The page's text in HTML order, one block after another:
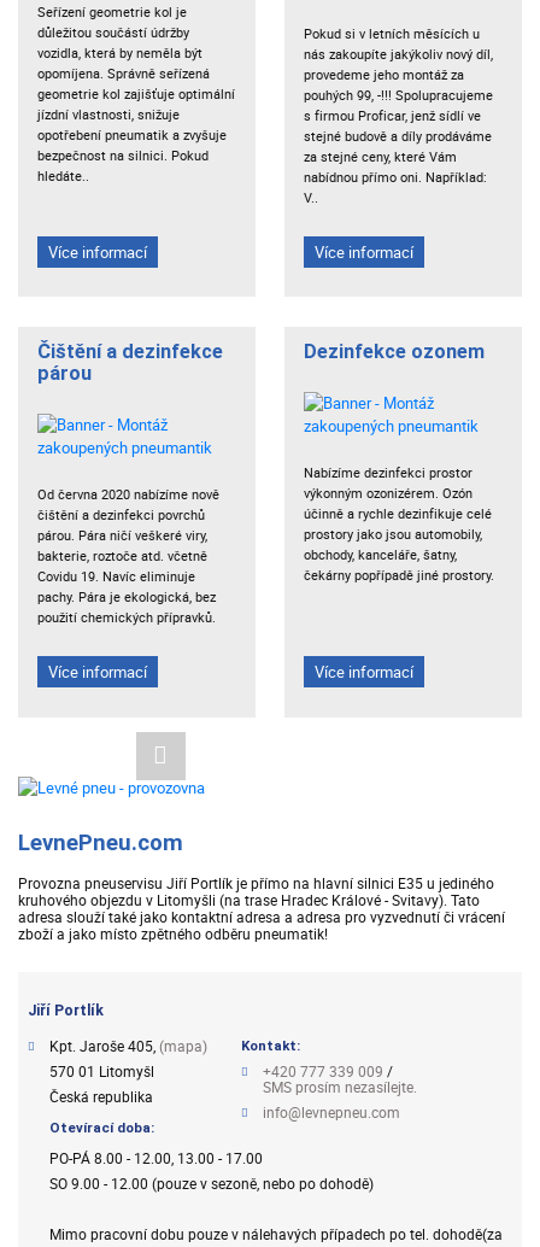
Seřízení geometrie kol je
důležitou součástí údržby
vozidla, která by neměla být
opomíjena. Správně seřízená
geometrie kol zajišťuje optimální
jízdní vlastnosti, snižuje
opotřebení pneumatik a zvyšuje
bezpečnost na silnici. Pokud
hledáte..
Více informací
Pokud si v letních měsících u
nás zakoupíte jakýkoliv nový díl,
provedeme jeho montáž za
pouhých 99, -!!! Spolupracujeme
s firmou Proficar, jenž sídlí ve
stejné budově a díly prodáváme
za stejné ceny, které Vám
nabídnou přímo oni. Například:
V..
Více informací
Čištění a dezinfekce
párou
Od června 2020 nabízíme nově
čištění a dezinfekci povrchů
párou. Pára ničí veškeré viry,
bakterie, roztoče atd. včetně
Covidu 19. Navíc eliminuje
pachy. Pára je ekologická, bez
použití chemických přípravků.
Více informací
Dezinfekce ozonem
Nabízíme dezinfekci prostor
výkonným ozonizérem. Ozón
účinně a rychle dezinfikuje celé
prostory jako jsou automobily,
obchody, kanceláře, šatny,
čekárny popřípadě jiné prostory.
Více informací
LevnePneu.com
Provozna pneuservisu Jiří Portlík je přímo na hlavní silnici E35 u jediného
kruhového objezdu v Litomyšli (na trase Hradec Králové - Svitavy). Tato
adresa slouží také jako kontaktní adresa a adresa pro vyzvednutí či vrácení
zboží a jako místo zpětného odběru pneumatik!
Jiří Portlík
Kpt. Jaroše 405,(mapa)
570 01 Litomyšl
Česká republika
Kontakt:
+420 777 339 009 /
SMS prosím nezasílejte.
info@levnepneu.com
Otevírací doba:
PO-PÁ 8.00 - 12.00, 13.00 - 17.00
SO 9.00 - 12.00 (pouze v sezoně, nebo po dohodě)
Mimo pracovní dobu pouze v nálehavých případech po tel. dohodě(za